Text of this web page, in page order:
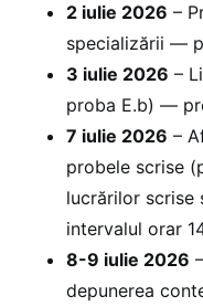
2 iulie 2026 –
specializării —
3 iulie 2026 –
proba E.b) —
7 iulie 2026 –
probele scrise
lucrărilor scrise
intervalul orar
8-9 iulie 2026
depunerea